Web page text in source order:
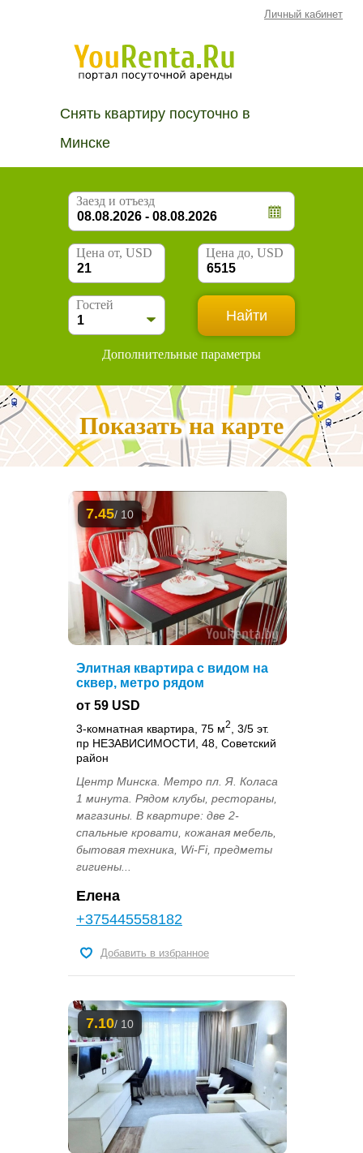
Личный кабинет
Снять квартиру посуточно в
Минске
Заезд и отъезд
Цена от, USD Цена до, USD
Гостей
Дополнительные параметры
Показать на карте
7.45/ 10
Элитная квартира с видом на
сквер, метро рядом
от 59 USD
3-комнатная квартира, 75 м2
, 3/5 эт.
пр НЕЗАВИСИМОСТИ, 48, Советский
район
Центр Минска. Метро пл. Я. Коласа
1 минута. Рядом клубы, рестораны,
магазины. В квартире: две 2-
спальные кровати, кожаная мебель,
бытовая техника, Wi-Fi, предметы
гигиены...
Елена
+375445558182
Добавить в избранное
7.10/ 10